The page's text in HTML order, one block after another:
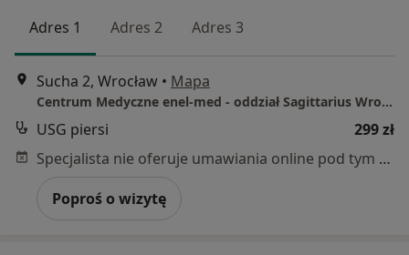
Adres 1 Adres 2 Adres 3
Sucha 2, Wrocław • Mapa
Centrum Medyczne enel-med - oddział Sagittarius Wrocław
USG piersi
299 zł
Specjalista nie oferuje umawiania online pod tym adresem.
Poproś o wizytę